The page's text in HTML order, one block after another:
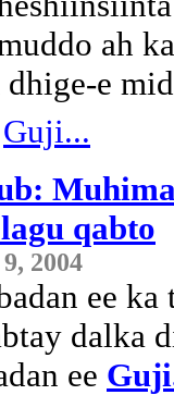
ah
e
Guji...
qabto
2004
ee ka
dalka
ee